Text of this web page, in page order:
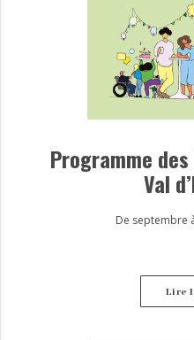
Programme
Val
De septembre
Lire